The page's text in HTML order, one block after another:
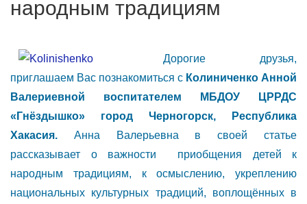
народным традициям
Дорогие друзья,
приглашаем Вас познакомиться с Колиниченко Анной
Валериевной воспитателем МБДОУ ЦРРДС
«Гнёздышко» город Черногорск, Республика
Хакасия. Анна Валерьевна в своей статье
рассказывает о важности приобщения детей к
народным традициям, к осмыслению, укреплению
национальных культурных традиций, воплощённых в